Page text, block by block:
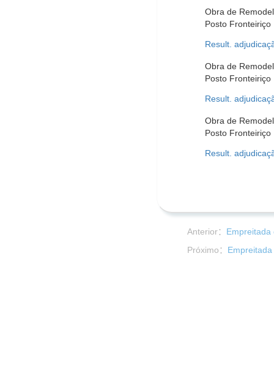
Obra de
Posto
Result.
Obra de
Posto
Result.
Obra de
Posto
Result.
Anterior： Empreitada
Próximo：